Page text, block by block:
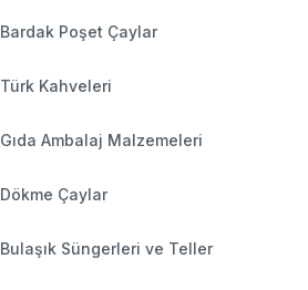
Bardak Poşet Çaylar
Türk Kahveleri
Gıda Ambalaj Malzemeleri
Dökme Çaylar
Bulaşık Süngerleri ve Teller